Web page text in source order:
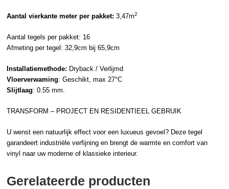
Aantal vierkante meter per pakket: 3,47m2
Aantal tegels per pakket: 16
Afmeting per tegel: 32,9cm bij 65,9cm
Installatiemethode: Dryback / Verlijmd
Vloerverwaming: Geschikt, max 27°C
Slijtlaag: 0.55 mm.
TRANSFORM – PROJECT EN RESIDENTIEEL GEBRUIK
U wenst een natuurlijk effect voor een luxueus gevoel? Deze tegel
garandeert industriële verfijning en brengt de warmte en comfort van
vinyl naar uw moderne of klassieke interieur.
Gerelateerde producten